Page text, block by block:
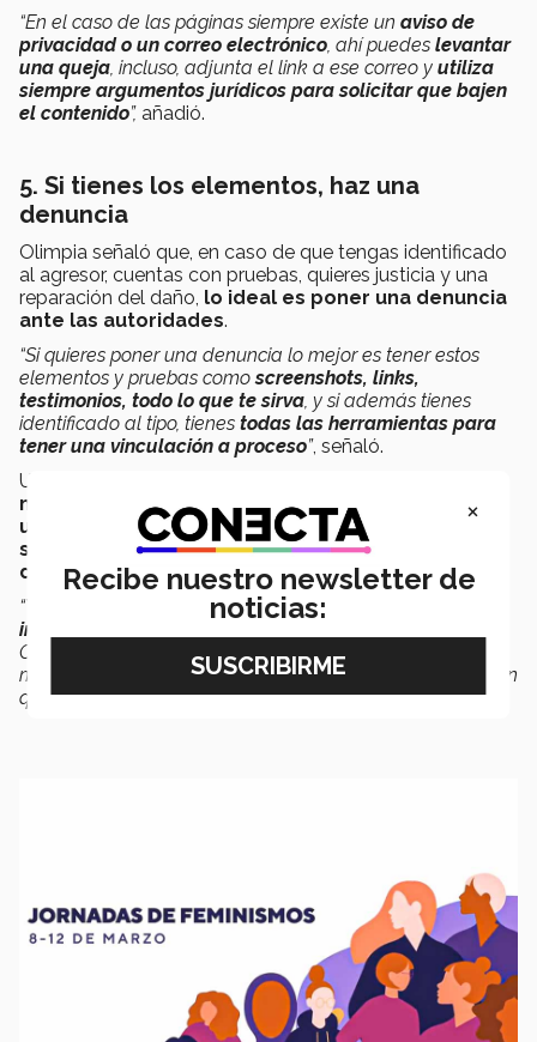
“En el caso de las páginas siempre existe un aviso de
privacidad o un correo electrónico, ahí puedes levantar
una queja, incluso, adjunta el link a ese correo y utiliza
siempre argumentos jurídicos para solicitar que bajen
el contenido”, añadió.
5. Si tienes los elementos, haz una
denuncia
Olimpia señaló que, en caso de que tengas identificado
al agresor, cuentas con pruebas, quieres justicia y una
reparación del daño, lo ideal es poner una denuncia
ante las autoridades.
“Si quieres poner una denuncia lo mejor es tener estos
elementos y pruebas comoscreenshots, links,
testimonios, todo lo que te sirva, y si además tienes
identificado al tipo, tienes todas las herramientas para
tener una vinculación a proceso”, señaló.
Una denuncia sirve a las víctimas para
medidas de protección, para que se lleve a cabo
una investigación con mayor profundidad
solicitar a las autoridades una reparación del
daño, explicó Melo.
“Vivimos en un país donde enmás del 89.9% hay
impunidad para casos de violencia sexual
Olimpia es un cambio legislativo, pero para nosotras es
más que eso, muchas chavas que han sido víctimas saben
que hay una consecuencia jurídica",dijo.
×
Recibe nuestro newsletter de
noticias: